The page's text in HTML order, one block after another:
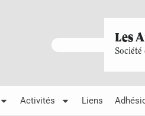
Les
Société
Activités Liens